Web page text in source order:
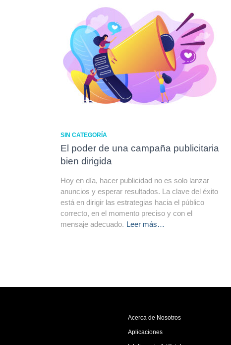
SIN CATEGORÍA
El poder de una campaña publicitaria
bien dirigida
Hoy en día, hacer publicidad no es solo lanzar
anuncios y esperar resultados. La clave del éxito
está en dirigir las estrategias hacia el público
correcto, en el momento preciso y con el
mensaje adecuado. Leer más…
Acerca de Nosotros
Aplicaciones